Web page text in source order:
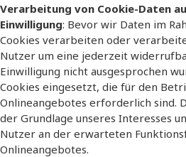
Verarbeitung von Cookie-Daten
Einwilligung: Bevor wir Daten im
Cookies verarbeiten oder
Nutzer um eine jederzeit
Einwilligung nicht ausgesprochen
Cookies eingesetzt, die für den
Onlineangebotes erforderlich sind.
der Grundlage unseres Interesses
Nutzer an der erwarteten
Onlineangebotes.